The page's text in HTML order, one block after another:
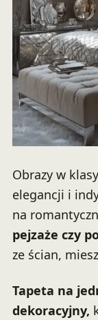
Obrazy w
elegancji i
na
pejzaże czy
ze ścian,
Tapeta na
dekoracyjny,